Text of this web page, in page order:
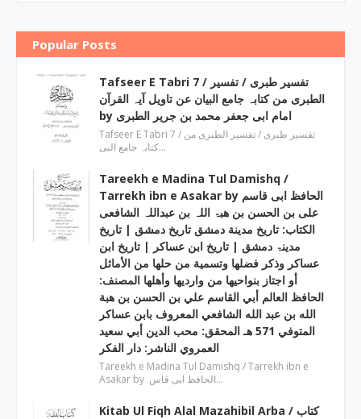
Popular Posts
Tafseer E Tabri 7 / تفسیر طبری / تفسیر
الطبری من کتابہ جامع البیان عن تاویل آیہ القرآن
by امام ابی جعفر محمد بن جریر الطبری
Tafseer E Tabri 7 / تفسیر طبری / تفسیر الطبری من
کتابہ جامع البی…
Tareekh e Madina Tul Damishq /
Tarrekh ibn e Asakar by الحافظ ابی قاسم
علی بن الحسن بن ھبۃ اللہ بن عبداللہ الشافعی
الكتاب: تاريخ مدينة دمشق تاريخ دمشق | تاریخ
مدینۃ دمشق | تاریخ ابن عساکر | تاريخ ابن
عساكر وذكر فضلها وتسمية من حلها من الأماثل
أو اجتاز بنواحيها من وارديها وأهلها المصنف:
الحافظ العالم أبي القاسم علي بن الحسن بن هبة
الله بن عبد الله الشافعي المعروف بابن عساكر
المتوفي 571 هـ المحقق: محب الدين أبي سعيد
العمروي الناشر: دار الفكر
Tareekh e Madina Tul Damishq / Tarrekh ibn e
Asakar by الحافظ ابی قاس…
Kitab Ul Fiqh Alal Mazahibil Arba / کتاب